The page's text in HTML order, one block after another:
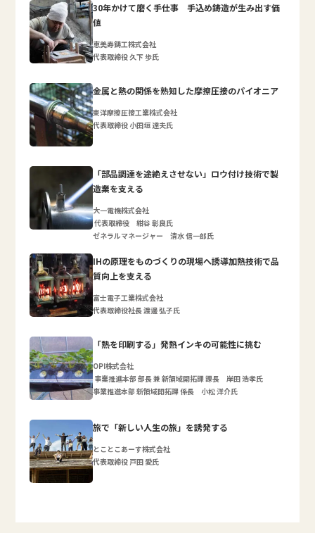
30年かけて磨く手仕事 手込め鋳造が生み出す価
値
恵美寿鋳工株式会社
代表取締役 久下 歩氏
金属と熱の関係を熟知した摩擦圧接のパイオニア
東洋摩擦圧接工業株式会社
代表取締役 小田垣 達夫氏
「部品調達を途絶えさせない」ロウ付け技術で製
造業を支える
大一電機株式会社
代表取締役 紺谷 彰良氏
ゼネラルマネージャー 清水 信一郎氏
IHの原理をものづくりの現場へ誘導加熱技術で品
質向上を支える
富士電子工業株式会社
代表取締役社長 渡邊 弘子氏
「熱を印刷する」発熱インキの可能性に挑む
OPI株式会社
事業推進本部 部長 兼 新領域開拓課 課長 岸田 浩孝氏
事業推進本部 新領域開拓課 係長 小松 洋介氏
旅で「新しい人生の旅」を誘発する
とことこあーす株式会社
代表取締役 戸田 愛氏